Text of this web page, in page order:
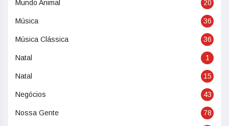
Mundo Animal 20
Música 36
Música Clássica 36
Natal 1
Natal 15
Negócios 43
Nossa Gente 78